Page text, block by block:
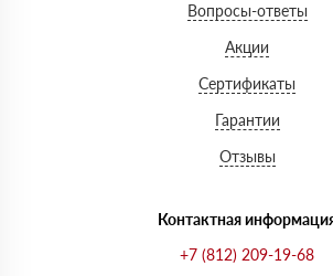
Вопросы-ответы
Акции
Сертификаты
Гарантии
Отзывы
Контактная
+7 (812) 209-19-68